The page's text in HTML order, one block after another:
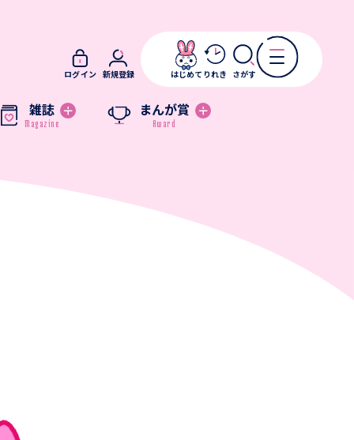
雑誌 まんが賞
ログイン 新規登録 はじめて りれき さがす